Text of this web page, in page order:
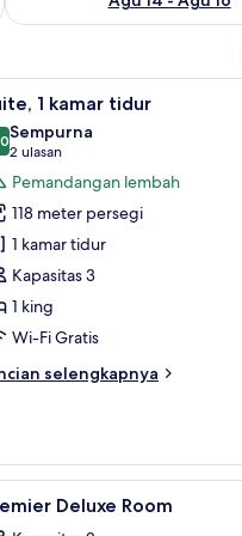
dan kedap suara
7 1 kamar tidur
dari 10
Sempurna
2 ulasan
(2
ulasan)
Pemandangan lembah
118 meter persegi
1 kamar tidur
Kapasitas 3
1 king
Wi-Fi Gratis
selengkapnya
dan kedap suara
3 Deluxe Room